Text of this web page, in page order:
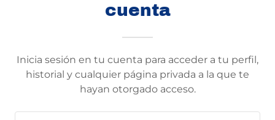
cuenta
Inicia sesión en tu cuenta para acceder a tu perfil,
historial y cualquier página privada a la que te
hayan otorgado acceso.